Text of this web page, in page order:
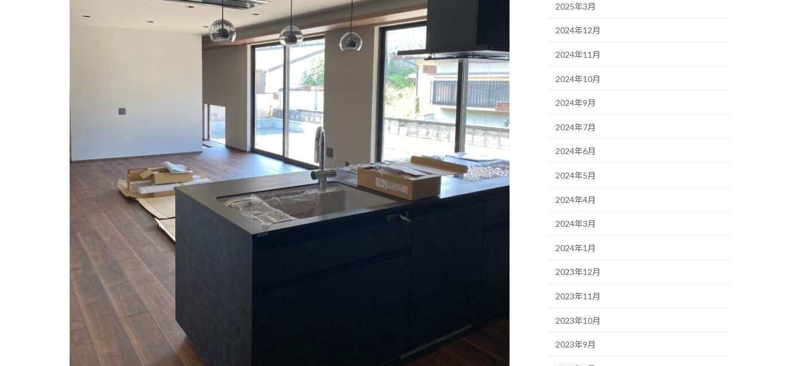
2025年3月
2024年12月
2024年11月
2024年10月
2024年9月
2024年7月
2024年6月
2024年5月
2024年4月
2024年3月
2024年1月
2023年12月
2023年11月
2023年10月
2023年9月